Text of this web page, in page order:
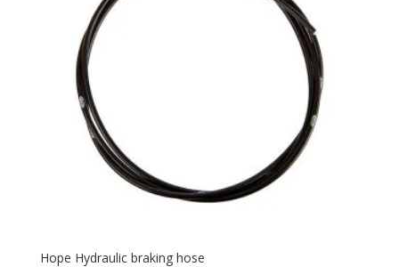
Hope Hydraulic braking hose